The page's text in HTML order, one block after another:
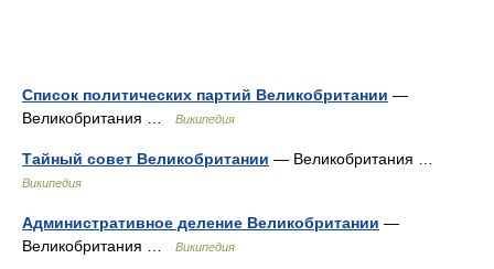
Список политических партий Великобритании —
Великобритания …
Википедия
Тайный совет Великобритании — Великобритания …
Википедия
Административное деление Великобритании —
Великобритания …
Википедия